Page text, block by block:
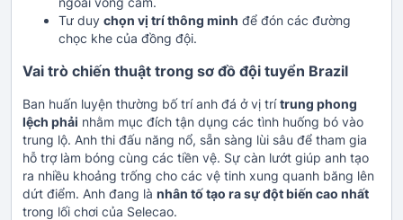
Tư duy chọn vị trí thông minh để đón các đường
chọc khe của đồng đội.
Vai trò chiến thuật trong sơ đồ đội tuyển Brazil
Ban huấn luyện thường bố trí anh đá ở vị trítrung phong
lệch phải nhằm mục đích tận dụng các tình huống bó vào
trung lộ. Anh thi đấu năng nổ, sẵn sàng lùi sâu để tham gia
hỗ trợ làm bóng cùng các tiền vệ. Sự càn lướt giúp anh tạo
ra nhiều khoảng trống cho các vệ tinh xung quanh băng lên
dứt điểm. Anh đang là nhân tố tạo ra sự đột biến cao nhất
trong lối chơi của Selecao.